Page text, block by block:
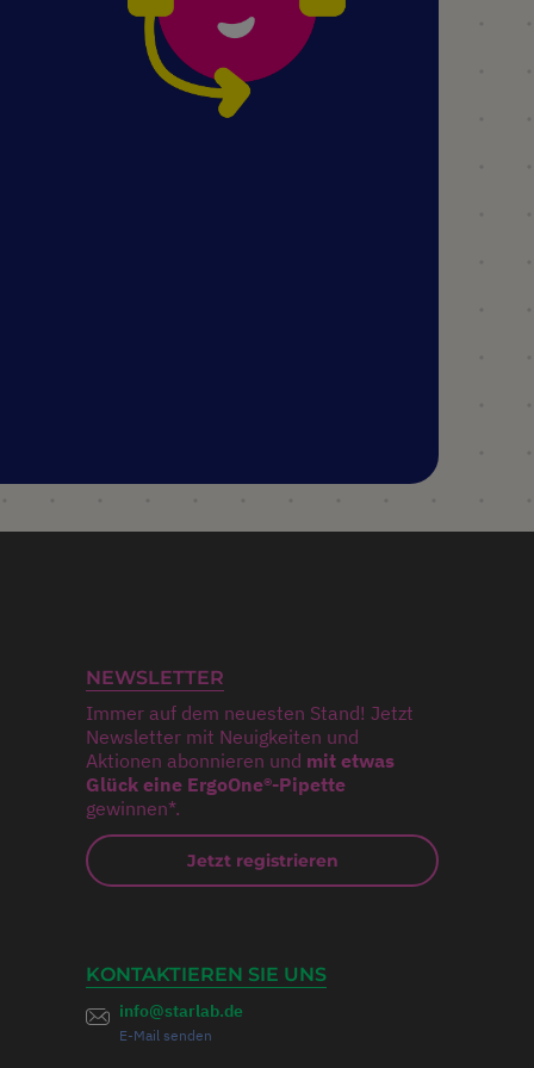
NEWSLETTER
Immer auf dem neuesten Stand! Jetzt
Newsletter mit Neuigkeiten und
Aktionen abonnieren und mit etwas
Glück eine ErgoOne®-Pipette
gewinnen*.
Jetzt registrieren
KONTAKTIEREN SIE UNS
info@starlab.de
E-Mail senden